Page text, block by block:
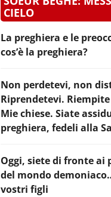
CIELO
La preghiera e le
cos’è la preghiera?
Non perdetevi, non
Riprendetevi.
Mie chiese. Siate
preghiera, fedeli alla
Oggi, siete di fronte ai
del mondo
vostri figli